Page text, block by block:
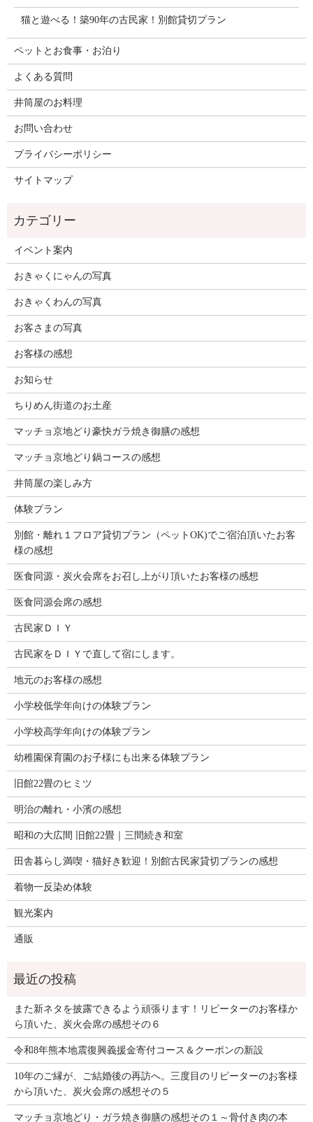
猫と遊べる！築90年の古民家！別館貸切プラン
ペットとお食事・お泊り
よくある質問
井筒屋のお料理
お問い合わせ
プライバシーポリシー
サイトマップ
イベント案内
おきゃくにゃんの写真
おきゃくわんの写真
お客さまの写真
お客様の感想
お知らせ
ちりめん街道のお土産
マッチョ京地どり豪快ガラ焼き御膳の感想
マッチョ京地どり鍋コースの感想
井筒屋の楽しみ方
体験プラン
別館・離れ１フロア貸切プラン（ペットOK)でご宿泊頂いたお客
様の感想
医食同源・炭火会席をお召し上がり頂いたお客様の感想
医食同源会席の感想
古民家ＤＩＹ
古民家をＤＩＹで直して宿にします。
地元のお客様の感想
小学校低学年向けの体験プラン
小学校高学年向けの体験プラン
幼稚園保育園のお子様にも出来る体験プラン
旧館22畳のヒミツ
明治の離れ・小濱の感想
昭和の大広間 旧館22畳｜三間続き和室
田舎暮らし満喫・猫好き歓迎！別館古民家貸切プランの感想
着物一反染め体験
観光案内
通販
また新ネタを披露できるよう頑張ります！リピーターのお客様か
ら頂いた、炭火会席の感想その６
令和8年熊本地震復興義援金寄付コース＆クーポンの新設
10年のご縁が、ご結婚後の再訪へ。三度目のリピーターのお客様
から頂いた、炭火会席の感想その５
マッチョ京地どり・ガラ焼き御膳の感想その１～骨付き肉の本